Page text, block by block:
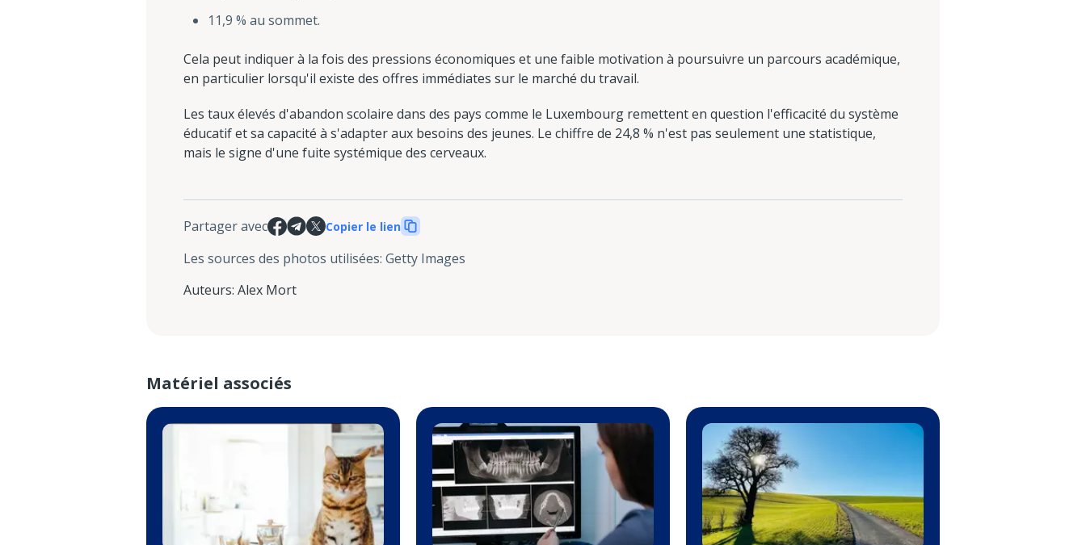
11,9 % au sommet.
Cela peut indiquer à la fois des pressions économiques et une faible motivation à poursuivre un parcours académique,
en particulier lorsqu'il existe des offres immédiates sur le marché du travail.
Les taux élevés d'abandon scolaire dans des pays comme le Luxembourg remettent en question l'efficacité du système
éducatif et sa capacité à s'adapter aux besoins des jeunes. Le chiffre de 24,8 % n'est pas seulement une statistique,
mais le signe d'une fuite systémique des cerveaux.
Partager avec Copier le lien
Les sources des photos utilisées: Getty Images
Auteurs: Alex Mort
Matériel associés